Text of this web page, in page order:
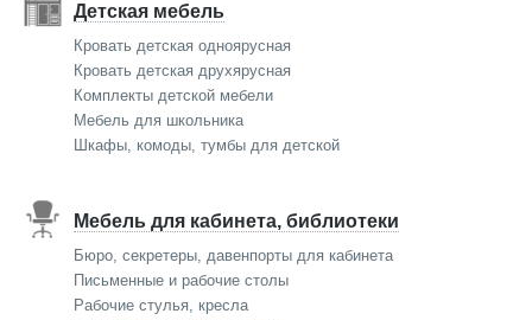
Детская мебель
Кровать детская одноярусная
Кровать детская друхярусная
Комплекты детской мебели
Мебель для школьника
Шкафы, комоды, тумбы для детской
Мебель для кабинета, библиотеки
Бюро, секретеры, давенпорты для кабинета
Письменные и рабочие столы
Рабочие стулья, кресла